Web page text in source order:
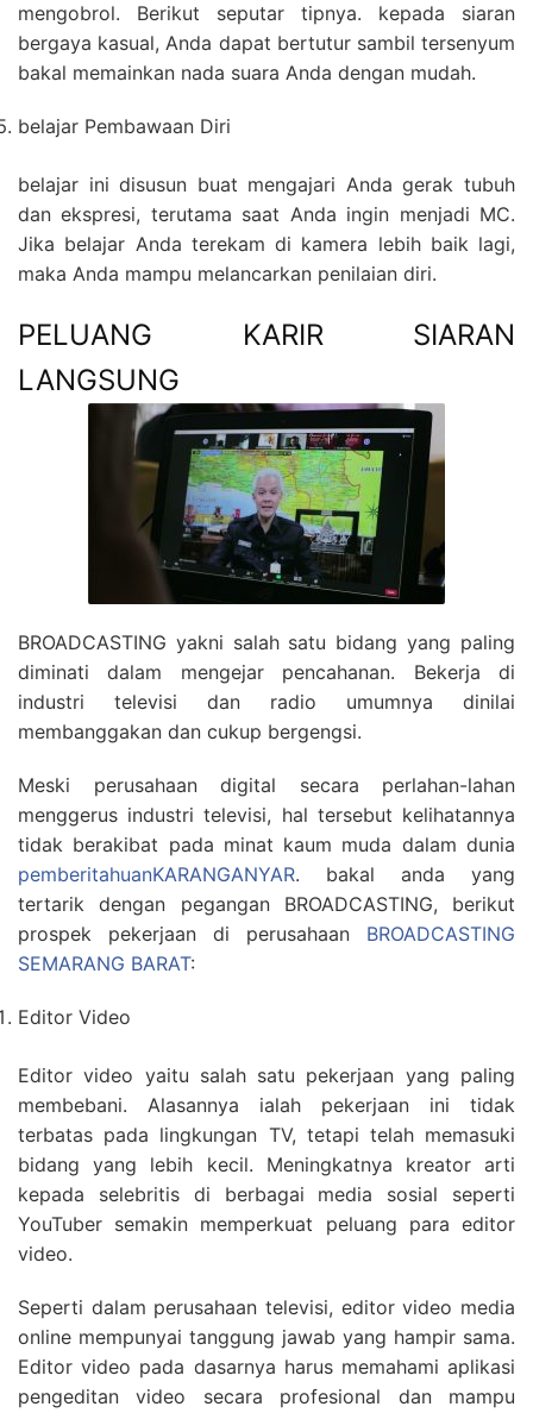
mengobrol. Berikut seputar tipnya. kepada siaran
bergaya kasual, Anda dapat bertutur sambil tersenyum
bakal memainkan nada suara Anda dengan mudah.
belajar Pembawaan Diri
belajar ini disusun buat mengajari Anda gerak tubuh
dan ekspresi, terutama saat Anda ingin menjadi MC.
Jika belajar Anda terekam di kamera lebih baik lagi,
maka Anda mampu melancarkan penilaian diri.
PELUANG KARIR SIARAN
LANGSUNG
BROADCASTING yakni salah satu bidang yang paling
diminati dalam mengejar pencahanan. Bekerja di
industri televisi dan radio umumnya dinilai
membanggakan dan cukup bergengsi.
Meski perusahaan digital secara perlahan-lahan
menggerus industri televisi, hal tersebut kelihatannya
tidak berakibat pada minat kaum muda dalam dunia
pemberitahuanKARANGANYAR. bakal anda yang
tertarik dengan pegangan BROADCASTING, berikut
prospek pekerjaan di perusahaan BROADCASTING
SEMARANG BARAT:
Editor Video
Editor video yaitu salah satu pekerjaan yang paling
membebani. Alasannya ialah pekerjaan ini tidak
terbatas pada lingkungan TV, tetapi telah memasuki
bidang yang lebih kecil. Meningkatnya kreator arti
kepada selebritis di berbagai media sosial seperti
YouTuber semakin memperkuat peluang para editor
video.
Seperti dalam perusahaan televisi, editor video media
online mempunyai tanggung jawab yang hampir sama.
Editor video pada dasarnya harus memahami aplikasi
pengeditan video secara profesional dan mampu